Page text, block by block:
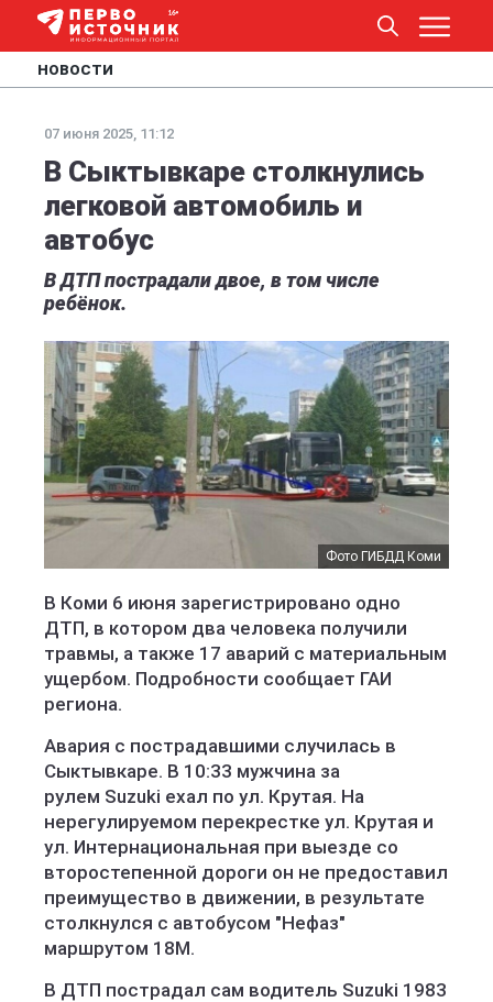
НОВОСТИ
07 июня 2025, 11:12
В Сыктывкаре столкнулись
легковой автомобиль и
автобус
В ДТП пострадали двое, в том числе
ребёнок.
Фото ГИБДД Коми
В Коми 6 июня зарегистрировано одно
ДТП, в котором два человека получили
травмы, а также 17 аварий с материальным
ущербом. Подробности сообщает ГАИ
региона.
Авария с пострадавшими случилась в
Сыктывкаре. В 10:33 мужчина за
рулем Suzuki ехал по ул. Крутая. На
нерегулируемом перекрестке ул. Крутая и
ул. Интернациональная при выезде со
второстепенной дороги он не предоставил
преимущество в движении, в результате
столкнулся с автобусом "Нефаз"
маршрутом 18М.
В ДТП пострадал сам водитель Suzuki 1983